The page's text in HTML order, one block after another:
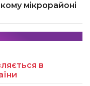
мікрорайоні
в